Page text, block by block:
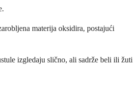
materija oksidira, postajući
izgledaju slično, ali sadrže beli ili žuti